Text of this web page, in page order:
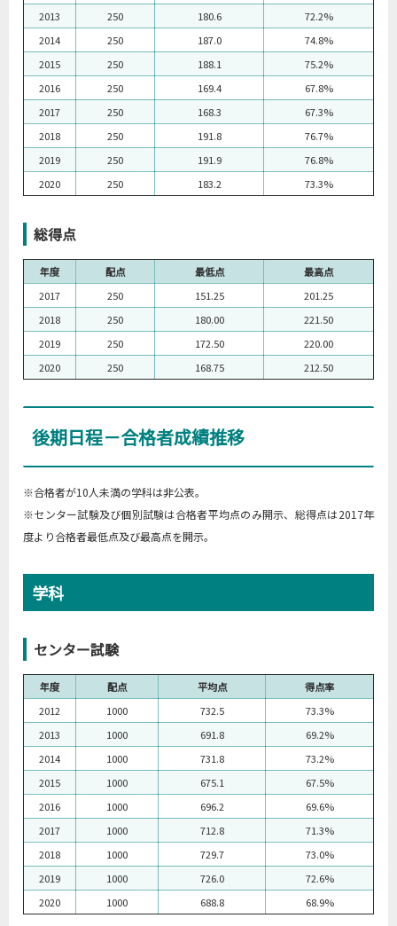
2013
250 180.6
72.2%
2014
250 187.0
74.8%
2015
250 188.1
75.2%
2016
250 169.4
67.8%
2017
250 168.3
67.3%
2018
250 191.8
76.7%
2019
250 191.9
76.8%
2020
250 183.2 73.3%
総得点
年度 配点 最低点
最高点
2017
250 151.25
201.25
2018
250 180.00
221.50
2019
250 172.50
220.00
2020
250 168.75 212.50
後期日程－合格者成績推移
※合格者が10人未満の学科は非公表。
※センター試験及び個別試験は合格者平均点のみ開示、総得点は2017年
度より合格者最低点及び最高点を開示。
学科
センター試験
年度 配点 平均点
得点率
2012
1000 732.5
73.3%
2013
1000 691.8
69.2%
2014
1000 731.8
73.2%
2015
1000 675.1
67.5%
2016
1000 696.2
69.6%
2017
1000 712.8
71.3%
2018
1000 729.7
73.0%
2019
1000 726.0
72.6%
2020
1000 688.8 68.9%